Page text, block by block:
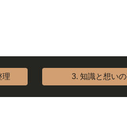
理 3. 知識と想い